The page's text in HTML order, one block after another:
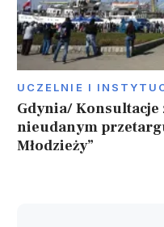
UCZELNIE I
Gdynia/ Konsultacje
nieudanym
Młodzieży”